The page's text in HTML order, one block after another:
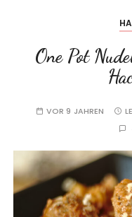
One Pot
VOR 9 JAHREN